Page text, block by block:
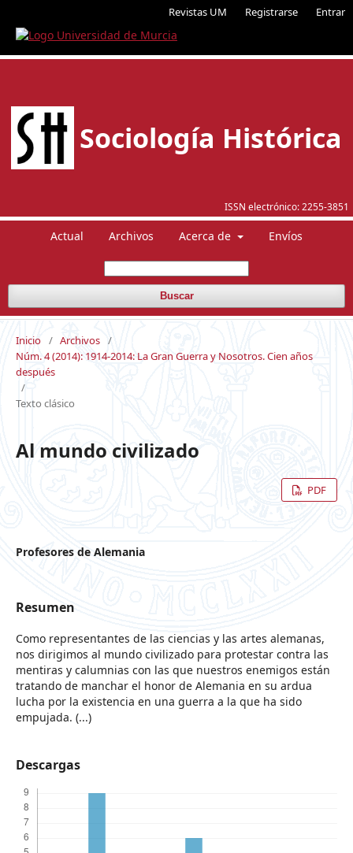
Revistas UM Registrarse Entrar
ISSN electrónico: 2255-3851
Sociología Histórica
Actual Archivos Acerca de Envíos
Buscar
Inicio / Archivos /
Núm. 4 (2014): 1914-2014: La Gran Guerra y Nosotros. Cien años
después
/
Texto clásico
Al mundo civilizado
PDF
Profesores de Alemania
Resumen
Como representantes de las ciencias y las artes alemanas,
nos dirigimos al mundo civilizado para protestar contra las
mentiras y calumnias con las que nuestros enemigos están
tratando de manchar el honor de Alemania en su ardua
lucha por la existencia en una guerra a la que ha sido
empujada. (...)
Descargas